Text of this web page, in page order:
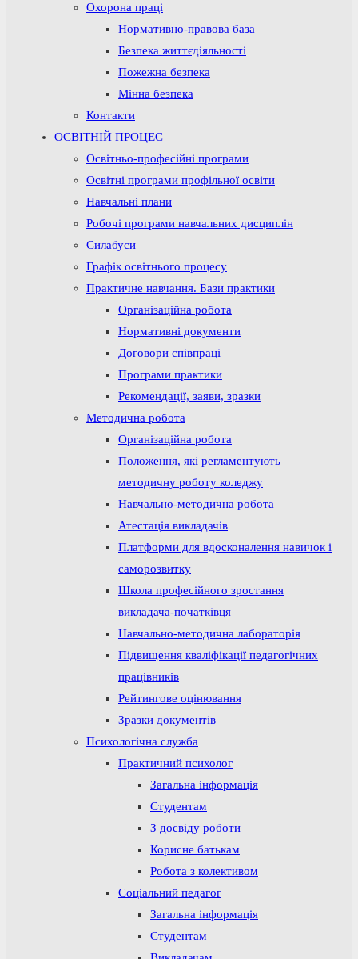
Охорона праці
Нормативно-правова база
Безпека життєдіяльності
Пожежна безпека
Мінна безпека
Контакти
ОСВІТНІЙ ПРОЦЕС
Освітньо-професійні програми
Освітні програми профільної освіти
Навчальні плани
Робочі програми навчальних дисциплін
Силабуси
Графік освітнього процесу
Практичне навчання. Бази практики
Організаційна робота
Нормативні документи
Договори співпраці
Програми практики
Рекомендації, заяви, зразки
Методична робота
Організаційна робота
Положення, які регламентують
методичну роботу коледжу
Навчально-методична робота
Атестація викладачів
Платформи для вдосконалення навичок і
саморозвитку
Школа професійного зростання
викладача-початківця
Навчально-методична лабораторія
Підвищення кваліфікації педагогічних
працівників
Рейтингове оцінювання
Зразки документів
Психологічна служба
Практичний психолог
Загальна інформація
Студентам
З досвіду роботи
Корисне батькам
Робота з колективом
Соціальний педагог
Загальна інформація
Студентам